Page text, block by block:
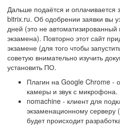
Дальше подаётся и оплачивается
bitrix.ru. Об одобрении заявки вы
дней (это не автоматизированный
экзамена). Повторно этот сайт
экзамене (для того чтобы
советую внимательно изучить
установить ПО.
Плагин на Google Chrome -
камеры и звук с микрофона.
nomachine - клиент для
экзаменационному серверу
будет происходит